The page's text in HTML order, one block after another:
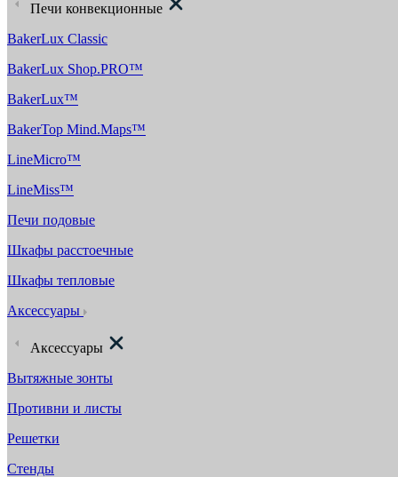
Печи конвекционные
BakerLux Classic
BakerLux Shop.PRO™
BakerLux™
BakerTop Mind.Maps™
LineMicro™
LineMiss™
Печи подовые
Шкафы расстоечные
Шкафы тепловые
Аксессуары
Аксессуары
Вытяжные зонты
Противни и листы
Решетки
Стенды